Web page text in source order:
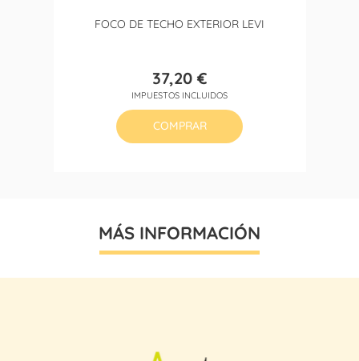
FOCO DE TECHO EXTERIOR LEVI
Precio
37,20 €
IMPUESTOS INCLUIDOS
COMPRAR
MÁS INFORMACIÓN